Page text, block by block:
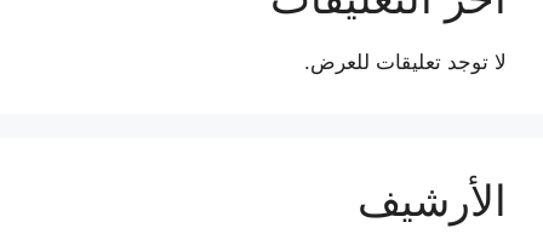
لا توجد تعليقات للعرض.
الأرشيف